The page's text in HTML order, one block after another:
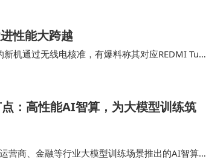
首个聚焦该领域的研究机构。中心整合多
大研究方向、两套丛书系列及年度蓝皮书，
性能大跨越
机通过无线电核准，有爆料称其对应REDMI Turb
：高性能AI智算，为大模型训练筑
营商、金融等行业大模型训练场景推出的AI智算产